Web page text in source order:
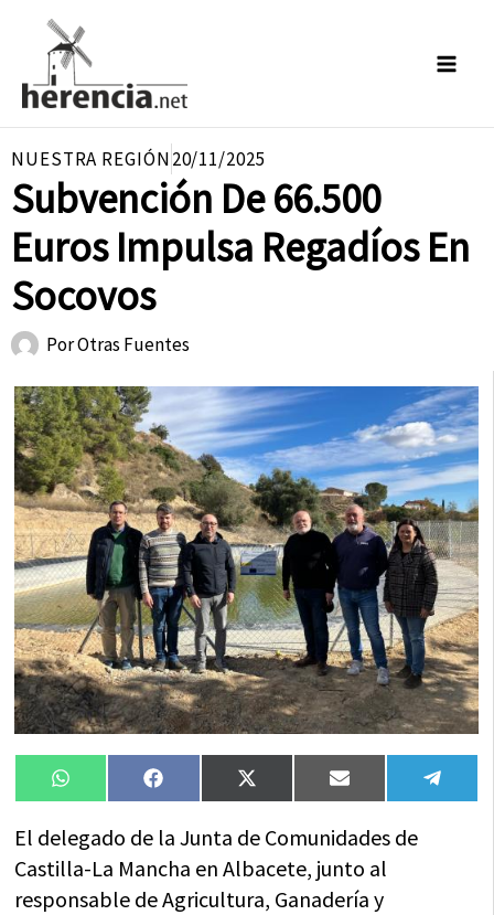
contenido
NUESTRA REGIÓN20/11/2025
Subvención De 66.500
Euros Impulsa Regadíos En
Socovos
PorOtras Fuentes
Compartir
en
WhatsAppCompartir
en
FacebookCompartir
en
X
(Twitter)
Compartir
en
Email
en
El delegado de la Junta de Comunidades de
Castilla-La Mancha en Albacete, junto al
responsable de Agricultura, Ganadería y